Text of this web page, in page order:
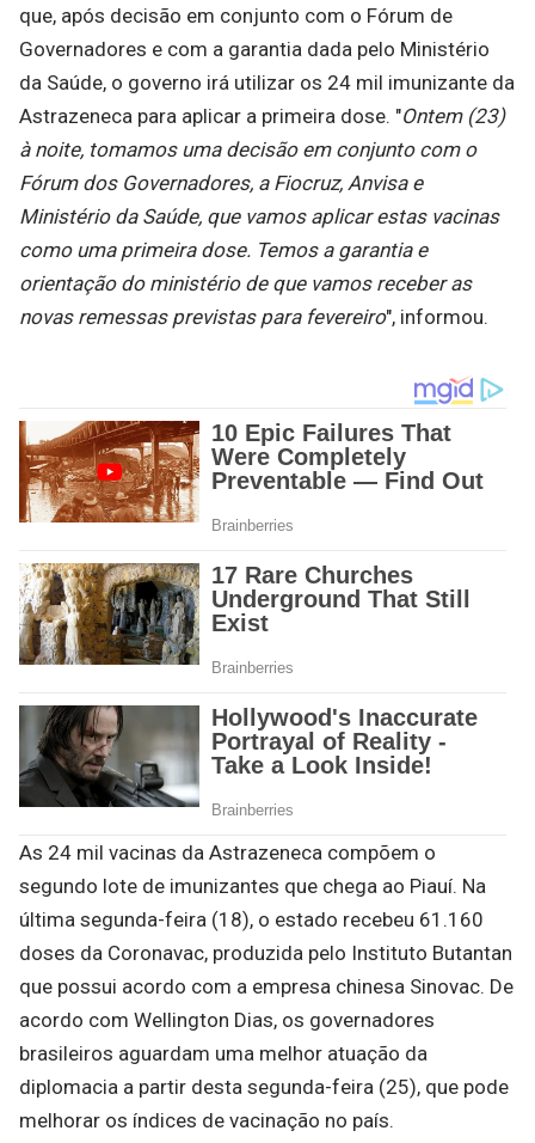
que, após decisão em conjunto com o Fórum de
Governadores e com a garantia dada pelo Ministério
da Saúde, o governo irá utilizar os 24 mil imunizante da
Astrazeneca para aplicar a primeira dose. "Ontem (23)
à noite, tomamos uma decisão em conjunto com o
Fórum dos Governadores, a Fiocruz, Anvisa e
Ministério da Saúde, que vamos aplicar estas vacinas
como uma primeira dose. Temos a garantia e
orientação do ministério de que vamos receber as
novas remessas previstas para fevereiro", informou.
As 24 mil vacinas da Astrazeneca compõem o
segundo lote de imunizantes que chega ao Piauí. Na
última segunda-feira (18), o estado recebeu 61.160
doses da Coronavac, produzida pelo Instituto Butantan
que possui acordo com a empresa chinesa Sinovac. De
acordo com Wellington Dias, os governadores
brasileiros aguardam uma melhor atuação da
diplomacia a partir desta segunda-feira (25), que pode
melhorar os índices de vacinação no país.